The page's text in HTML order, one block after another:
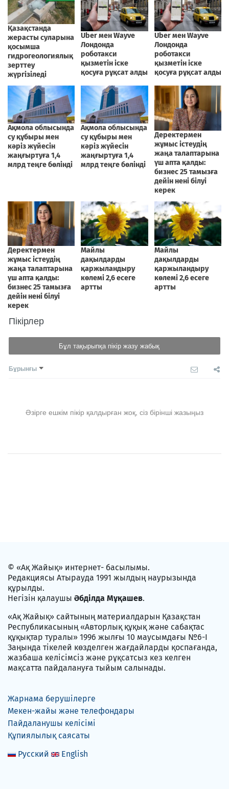
Пікірлер
Бұл тақырыпқа пікір жазу жабық
Бұрынғы
Әзірге ешкім пікір қалдырған жоқ, сіз бірінші жазыңыз
© «Ақ Жайық» интернет- басылымы.
Редакциясы Атырауда 1991 жылдың наурызында
құрылды.
Негізін қалаушы Әбділда Мұқашев.
«Ақ Жайық» сайтының материалдарын Қазақстан
Республикасының «Авторлық құқық және сабақтас
құқықтар туралы» 1996 жылғы 10 маусымдағы №6-I
Заңында тікелей көзделген жағдайларды қоспағанда,
жазбаша келісімсіз және рұқсатсыз кез келген
мақсатта пайдалануға тыйым салынады.
Жарнама берушілерге
Мекен-жайы және телефондары
Пайдаланушы келісімі
Құпиялылық саясаты
Русский
English